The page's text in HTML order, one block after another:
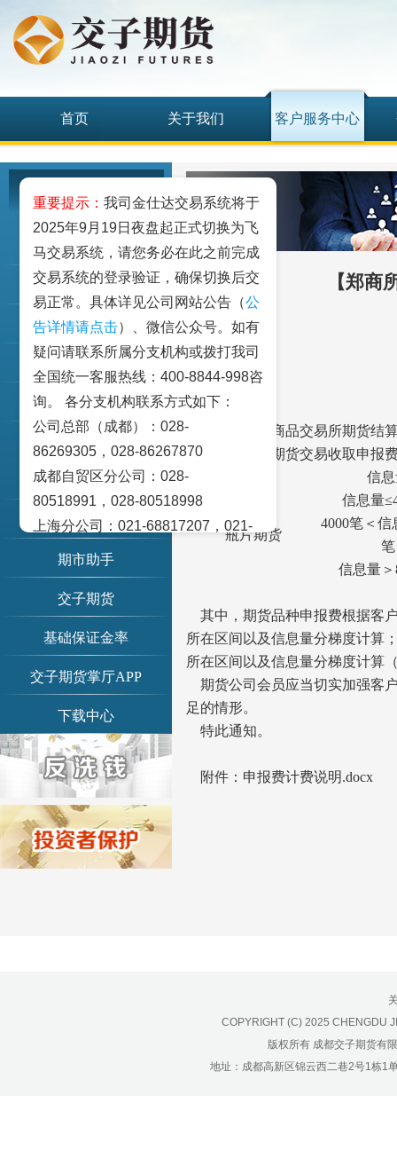
首页 关于我们 客户服务中心
我要开户
期权仿真
客户手册
账单查询
交易提示
期市日历
信息公示
期市助手
交子期货
基础保证金率
交子期货掌厅APP
下载中心
【郑商
各会员单位：
根据《郑州商品交易所期货结算
时起，对瓶片期货交易收取申报
信
瓶片期货
信息量
4000笔＜信
笔
信息量＞
其中，期货品种申报费根据客户
所在区间以及信息量分梯度计算
所在区间以及信息量分梯度计算
期货公司会员应当切实加强客
足的情形。
特此通知。
附件：申报费计费说明.docx
COPYRIGHT (C) 2025 CHENGDU
版权所有 成都交子期货有
地址：成都高新区锦云西二巷2号1栋1
重要提示： 我司金仕达交易系统将于
2025年9月19日夜盘起正式切换为飞
马交易系统，请您务必在此之前完成
交易系统的登录验证，确保切换后交
易正常。具体详见公司网站公告（公
告详情请点击）、微信公众号。如有
疑问请联系所属分支机构或拨打我司
全国统一客服热线：400-8844-998咨
询。 各分支机构联系方式如下：
公司总部（成都）：028-
86269305，028-86267870
成都自贸区分公司：028-
80518991，028-80518998
上海分公司：021-68817207，021-
68817209
北京营业部：010-65005128
广州营业部：020-28129909，020-
青岛营业部：0532-83101951、
0532-83101962
天津营业部：022-58812601，022-
58812610
绵阳营业部：0816-2238660，0816-
2220588
济南分公司：0531-86123236，
0531-86123618
重庆营业部：023-63799091，023-
63799310